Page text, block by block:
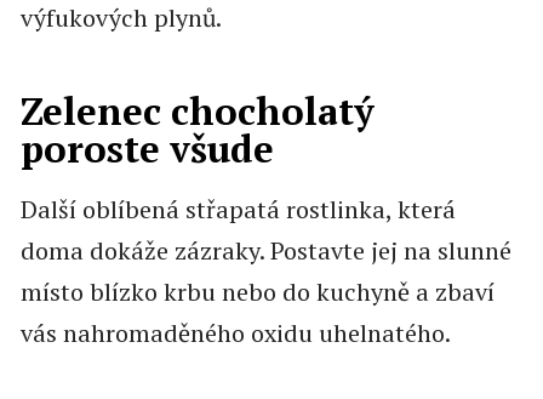
výfukových plynů.
Zelenec chocholatý
poroste všude
Další oblíbená střapatá rostlinka, která
doma dokáže zázraky. Postavte jej na slunné
místo blízko krbu nebo do kuchyně a zbaví
vás nahromaděného oxidu uhelnatého.